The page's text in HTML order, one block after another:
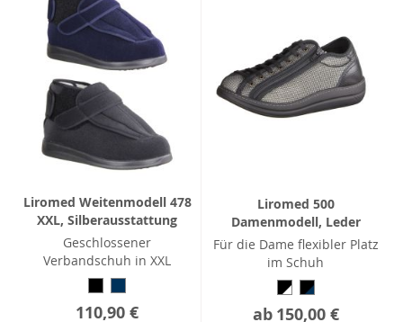
Liromed Weitenmodell 478
XXL, Silberausstattung
Geschlossener
Verbandschuh in XXL
110,90 €
Liromed 500
Damenmodell, Leder
Für die Dame flexibler Platz
im Schuh
ab 150,00 €